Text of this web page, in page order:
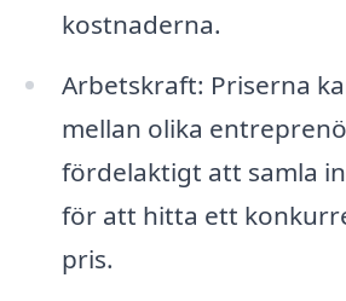
kostnaderna.
Arbetskraft: Priserna
mellan olika
fördelaktigt att samla
för att hitta ett
pris.